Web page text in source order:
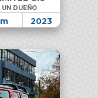
DUEÑO
2023